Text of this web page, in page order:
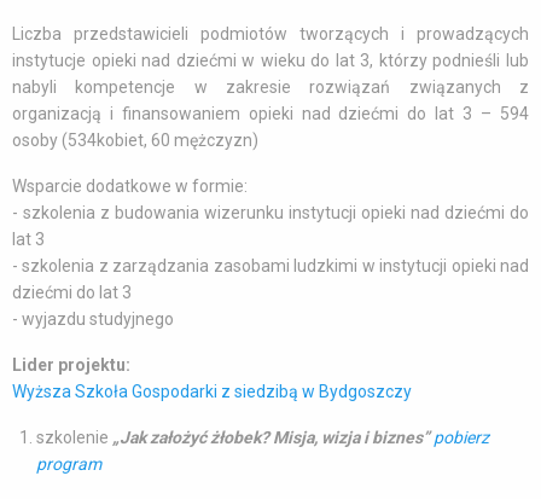
Liczba przedstawicieli podmiotów tworzących i prowadzących
instytucje opieki nad dziećmi w wieku do lat 3, którzy podnieśli lub
nabyli kompetencje w zakresie rozwiązań związanych z
organizacją i finansowaniem opieki nad dziećmi do lat 3 – 594
osoby (534kobiet, 60 mężczyzn)
Wsparcie dodatkowe w formie:
- szkolenia z budowania wizerunku instytucji opieki nad dziećmi do
lat 3
- szkolenia z zarządzania zasobami ludzkimi w instytucji opieki nad
dziećmi do lat 3
- wyjazdu studyjnego
Lider projektu:
Wyższa Szkoła Gospodarki z siedzibą w Bydgoszczy
szkolenie „Jak założyć żłobek? Misja, wizja i biznes”pobierz
program